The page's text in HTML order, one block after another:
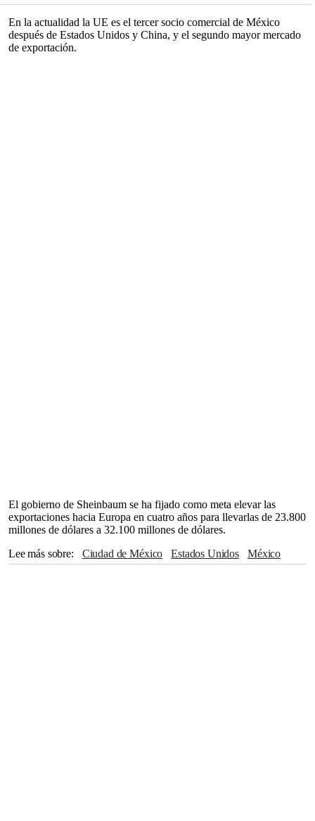
En la actualidad la UE es el tercer socio comercial de México
después de Estados Unidos y China, y el segundo mayor mercado
de exportación.
El gobierno de Sheinbaum se ha fijado como meta elevar las
exportaciones hacia Europa en cuatro años para llevarlas de 23.800
millones de dólares a 32.100 millones de dólares.
Lee más sobre
Ciudad de México Estados Unidos
México